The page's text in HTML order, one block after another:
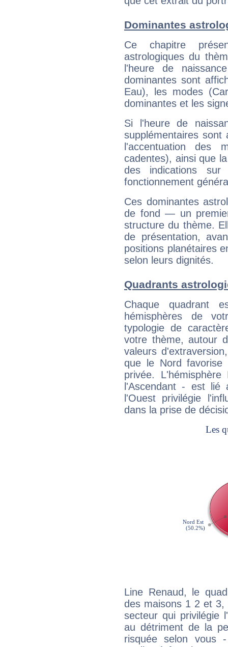
Dominantes
Ce chapitre
astrologiques du
l'heure de
dominantes sont
Eau), les modes
dominantes et les
Si l'heure de
supplémentaires sont
l'accentuation des
cadentes), ainsi que
des indications sur
fonctionnement
Ces dominantes
de fond — un
structure du thème.
de présentation,
positions planétaires
selon leurs dignités.
Quadrants
Chaque quadrant
hémisphères de
typologie de
votre thème, autour
valeurs
que le Nord favorise
privée.
l'Ascendant - est
l'Ouest privilégie
dans la prise de
Line Renaud, le
des maisons 1 2 et
secteur qui privilégie
au détriment de la
risquée selon vous